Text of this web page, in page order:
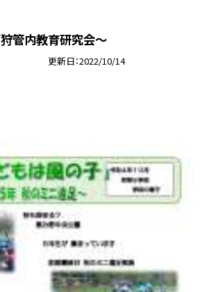
狩管内教育研究会〜
更新日 2022/10/14